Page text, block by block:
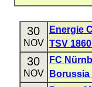
30
NOV
Energie
TSV
30
NOV
FC
Borussia